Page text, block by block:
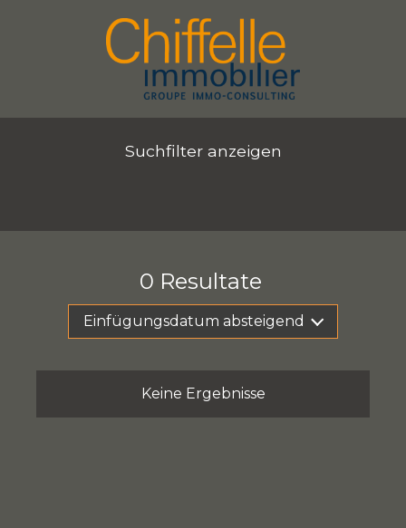
Suchfilter anzeigen
0 Resultate
Einfügungsdatum absteigend
Keine Ergebnisse